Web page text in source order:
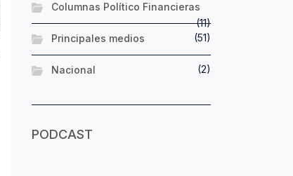
Columnas Político Financieras
(11)
Principales medios
(51)
Nacional (2)
PODCAST